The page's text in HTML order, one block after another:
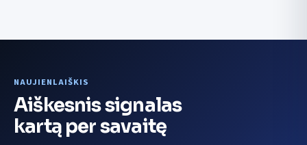
NAUJIENLAIŠKIS
Aiškesnis signalas
kartą per savaitę